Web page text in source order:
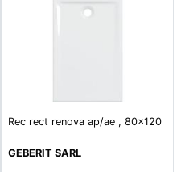
Rec rect renova ap/ae , 80x120
GEBERIT SARL